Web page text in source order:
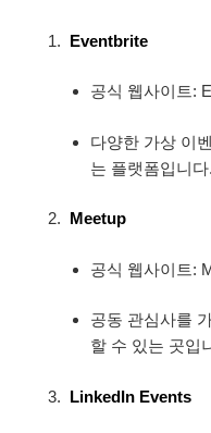
Eventbrite
공식 웹사이트:
다양한 가상 이
는 플랫폼입니다.
Meetup
공식 웹사이트:
공동 관심사를
할 수 있는 곳입
LinkedIn Events